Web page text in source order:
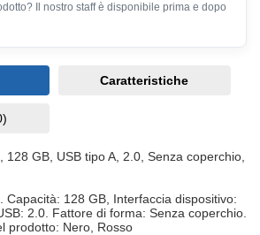
Il nostro staff è disponibile prima e dopo
Caratteristiche
128 GB, USB tipo A, 2.0, Senza coperchio,
Capacità: 128 GB, Interfaccia dispositivo:
2.0. Fattore di forma: Senza coperchio.
prodotto: Nero, Rosso